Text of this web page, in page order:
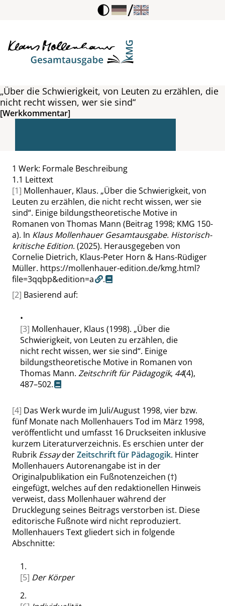
/
„Über die Schwierigkeit, von Leuten zu erzählen, die
nicht recht wissen, wer sie sind“
[Werkkommentar]
1 Werk: Formale Beschreibung
1.1 Leittext
[1] Mollenhauer, Klaus. „Über die Schwierigkeit, von
Leuten zu erzählen, die nicht recht wissen, wer sie
sind“. Einige bildungstheoretische Motive in
Romanen von Thomas Mann (Beitrag 1998; KMG 150-
a). In Klaus Mollenhauer Gesamtausgabe. Historisch-
kritische Edition. (2025). Herausgegeben von
Cornelie Dietrich, Klaus-Peter Horn & Hans-Rüdiger
Müller. https://mollenhauer-edition.de/kmg.html?
file=3qqbp&edition=a
.
[2] Basierend auf:
•
[3] Mollenhauer, Klaus (1998). „Über die
Schwierigkeit, von Leuten zu erzählen, die
nicht recht wissen, wer sie sind“. Einige
bildungstheoretische Motive in Romanen von
Thomas Mann. Zeitschrift für Pädagogik, 44(4),
487–502.
[4] Das Werk wurde im Juli/August 1998, vier bzw.
fünf Monate nach Mollenhauers Tod im März 1998,
veröffentlicht und umfasst 16 Druckseiten inklusive
kurzem Literaturverzeichnis. Es erschien unter der
Rubrik EssayderZeitschrift für Pädagogik. Hinter
Mollenhauers Autorenangabe ist in der
Originalpublikation ein Fußnotenzeichen (†)
eingefügt, welches auf den redaktionellen Hinweis
verweist, dass Mollenhauer während der
Drucklegung seines Beitrags verstorben ist. Diese
editorische Fußnote wird nicht reproduziert.
Mollenhauers Text gliedert sich in folgende
Abschnitte:
1.
[5] Der Körper
2.